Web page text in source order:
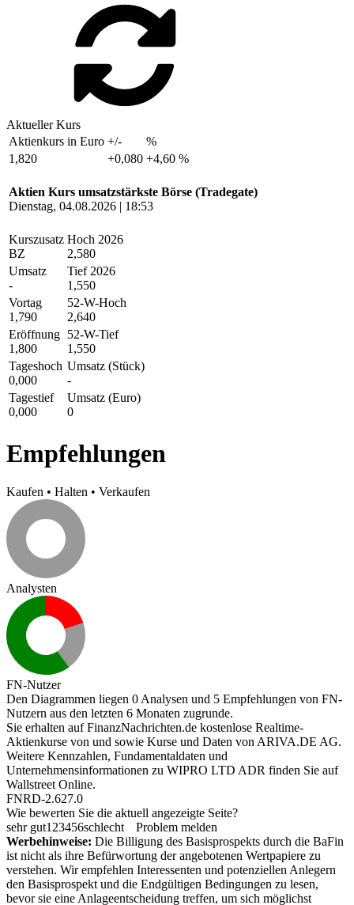
Aktueller Kurs
Aktienkurs in Euro +/-
%
1,820
+0,080 +4,60 %
Aktien Kurs umsatzstärkste Börse (Tradegate)
Dienstag, 04.08.2026 | 18:53
Kurszusatz
BZ
Hoch 2026
2,580
Umsatz
-
Tief 2026
1,550
Vortag
1,790
52-W-Hoch
2,640
Eröffnung
1,800
52-W-Tief
1,550
Tageshoch
0,000
Umsatz (Stück)
-
Tagestief
0,000
Umsatz (Euro)
0
Empfehlungen
Kaufen • Halten • Verkaufen
Analysten
FN-Nutzer
Den Diagrammen liegen 0 Analysen und 5 Empfehlungen von FN-
Nutzern aus den letzten 6 Monaten zugrunde.
Sie erhalten auf FinanzNachrichten.de kostenlose Realtime-
Aktienkurse von und sowie Kurse und Daten von ARIVA.DE AG.
Weitere Kennzahlen, Fundamentaldaten und
Unternehmensinformationen zu WIPRO LTD ADR finden Sie auf
Wallstreet Online.
FNRD-2.627.0
Wie bewerten Sie die aktuell angezeigte Seite?
sehr gut1 23456schlecht
Problem melden
Werbehinweise: Die Billigung des Basisprospekts durch die BaFin
ist nicht als ihre Befürwortung der angebotenen Wertpapiere zu
verstehen. Wir empfehlen Interessenten und potenziellen Anlegern
den Basisprospekt und die Endgültigen Bedingungen zu lesen,
bevor sie eine Anlageentscheidung treffen, um sich möglichst